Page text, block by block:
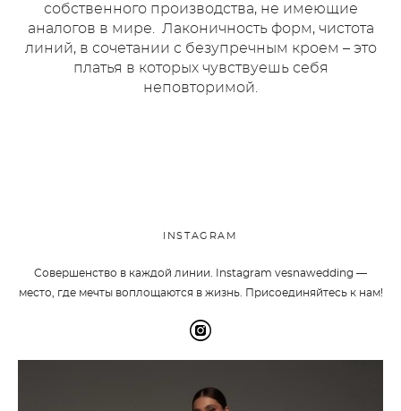
собственного производства, не имеющие
аналогов в мире. Лаконичность форм, чистота
линий, в сочетании с безупречным кроем – это
платья в которых чувствуешь себя
неповторимой.
INSTAGRAM
Совершенство в каждой линии. Instagram vesnawedding —
место, где мечты воплощаются в жизнь. Присоединяйтесь к нам!